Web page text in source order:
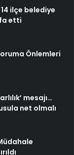
ilçe belediye
etti
Önlemleri
mesajı…
net olmalı